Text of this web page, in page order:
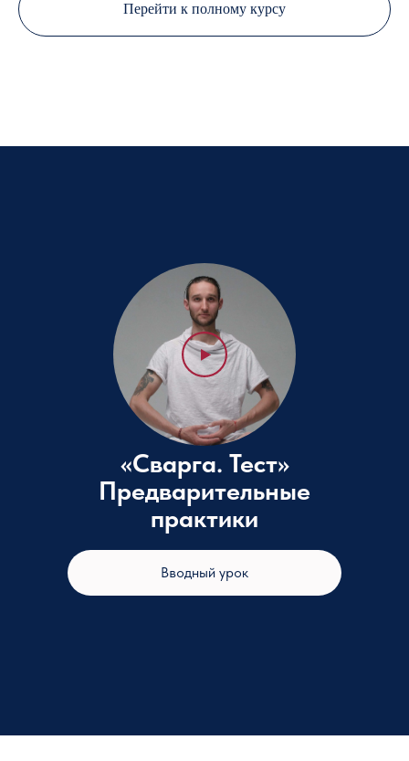
Перейти к полному курсу
«Сварга. Тест»
Предварительные
практики
Вводный урок